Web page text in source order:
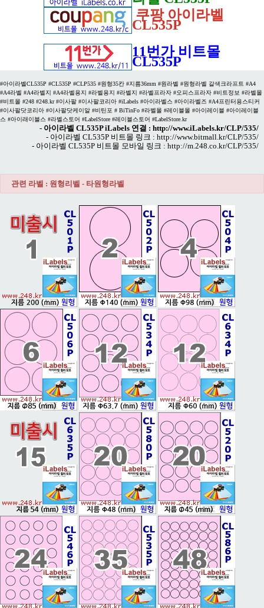
쿠팡 아이라벨
CL535P
11번가 비트몰
CL535P
#아이라벨CL535P #CL535P #CLP535 #원형35칸 #지름36mm #원라벨 #원형라벨 갈색크라프트 #A4
#A4라벨 #A4라벨지 #A4라벨용지 #라벨용지 #라벨지 #라벨프라자 #오피스프라자 #비트정보 #라벨몰
#비트몰 #248 #248.kr #이사팔 #이사팔코리아 #iLabels #아이라벨스 #아이라벨즈 #A4프린터용스티커
#이사팔닷코리아 #이사팔닷케이알 #비틴포 # BiTinFo #라벨몰 #레이블몰 #아이레이블 #아이레이블
스 #아이래이블스 #라벨스토어 #LabelStore #레이블스토어 #LabelStore.kr
- 아이라벨 CL535P iLabels 연결 : http://www.iLabels.kr/CLP/535/
- 아이라벨 CL535P 비트몰 링크 : http://www.bitmall.kr/CLP/535/
- 아이라벨 CL535P 비트몰 모바일 링크 : http://m.248.co.kr/CLP/535/
관련 라벨 : 원형리벨 - 타원형라벨